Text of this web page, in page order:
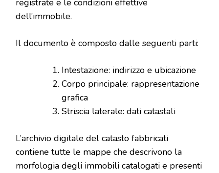
registrate e le condizioni effettive
dell’immobile.
Il documento è composto dalle seguenti parti:
Intestazione: indirizzo e ubicazione
Corpo principale: rappresentazione
grafica
Striscia laterale: dati catastali
L’archivio digitale del catasto fabbricati
contiene tutte le mappe che descrivono la
morfologia degli immobili catalogati e presenti